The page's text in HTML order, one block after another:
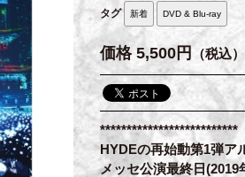
タグ 新着 DVD & Blu-ray
価格 5,500円 （税込）
**************************
HYDEの再始動第1弾ア
メッセ公演最終日(2019